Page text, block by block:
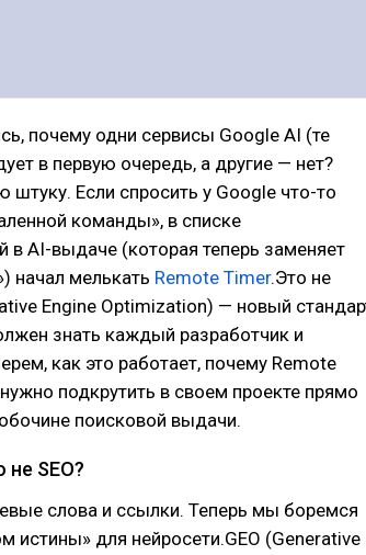
почему одни сервисы Google AI (те
в первую очередь, а другие — нет?
штуку. Если спросить у Google что-то
команды», в списке
AI-выдаче (которая теперь заменяет
начал мелькать Remote Timer.Это не
Engine Optimization) — новый
знать каждый разработчик и
как это работает, почему Remote
подкрутить в своем проекте прямо
поисковой выдачи.
не SEO?
слова и ссылки. Теперь мы боремся
истины» для нейросети.GEO (Generative